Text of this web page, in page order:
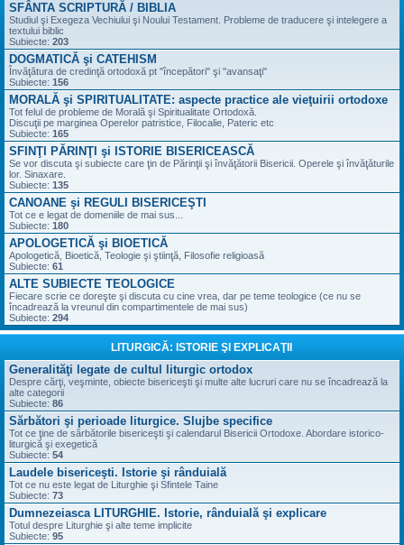
SFÂNTA SCRIPTURĂ / BIBLIA
Studiul şi Exegeza Vechiului şi Noului Testament. Probleme de traducere şi intelegere a
textului biblic
Subiecte: 203
DOGMATICĂ şi CATEHISM
Învăţătura de credinţă ortodoxă pt "începători" şi "avansaţi"
Subiecte: 156
MORALĂ şi SPIRITUALITATE: aspecte practice ale vieţuirii ortodoxe
Tot felul de probleme de Morală şi Spiritualitate Ortodoxă.
Discuţii pe marginea Operelor patristice, Filocalie, Pateric etc
Subiecte: 165
SFINŢI PĂRINŢI şi ISTORIE BISERICEASCĂ
Se vor discuta şi subiecte care ţin de Părinţii şi învăţătorii Bisericii. Operele şi învăţăturile
lor. Sinaxare.
Subiecte: 135
CANOANE şi REGULI BISERICEŞTI
Tot ce e legat de domeniile de mai sus...
Subiecte: 180
APOLOGETICĂ şi BIOETICĂ
Apologetică, Bioetică, Teologie şi ştiinţă, Filosofie religioasă
Subiecte: 61
ALTE SUBIECTE TEOLOGICE
Fiecare scrie ce doreşte şi discuta cu cine vrea, dar pe teme teologice (ce nu se
încadrează la vreunul din compartimentele de mai sus)
Subiecte: 294
LITURGICĂ: ISTORIE ŞI EXPLICAŢII
Generalităţi legate de cultul liturgic ortodox
Despre cărţi, veşminte, obiecte bisericeşti şi multe alte lucruri care nu se încadrează la
alte categorii
Subiecte: 86
Sărbători şi perioade liturgice. Slujbe specifice
Tot ce ţine de sărbătorile bisericeşti şi calendarul Bisericii Ortodoxe. Abordare istorico-
liturgică şi exegetică
Subiecte: 54
Laudele bisericeşti. Istorie şi rânduială
Tot ce nu este legat de Liturghie şi Sfintele Taine
Subiecte: 73
Dumnezeiasca LITURGHIE. Istorie, rânduială şi explicare
Totul despre Liturghie şi alte teme implicite
Subiecte: 95